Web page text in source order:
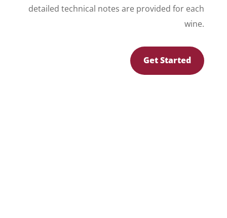
detailed technical notes are provided for each
wine.
Get Started